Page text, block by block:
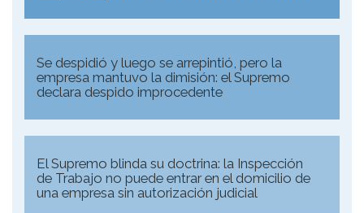
Se despidió y luego se arrepintió, pero la
empresa mantuvo la dimisión: el Supremo
declara despido improcedente
El Supremo blinda su doctrina: la Inspección
de Trabajo no puede entrar en el domicilio de
una empresa sin autorización judicial